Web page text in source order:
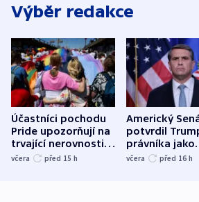
Výběr redakce
Účastníci pochodu
Pride upozorňují na
trvající nerovnosti i
společenskou
včera před 15 h
Americký
potvrdil
právníka jako
ministra
včera před 16 h